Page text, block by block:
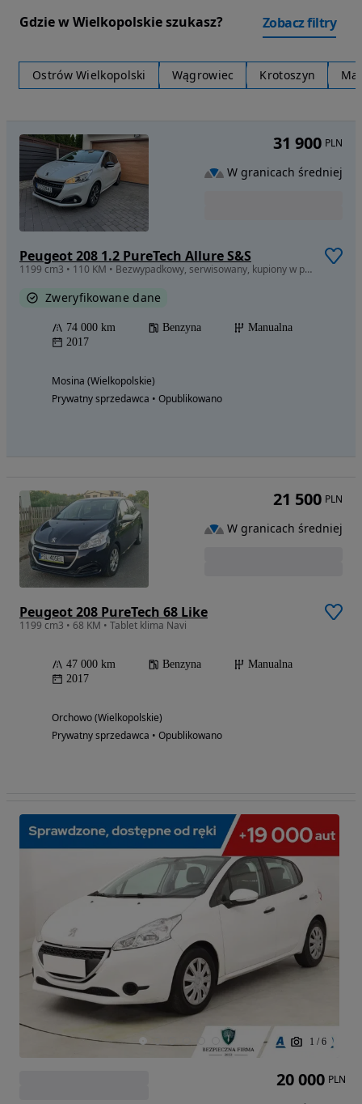
Gdzie w Wielkopolskie szukasz? Zobacz filtry
Ostrów Wielkopolski Wągrowiec Krotoszyn
Peugeot 208 1.2 PureTech Allure S&S
1199 cm3 • 110 KM • Bezwypadkowy, serwisowany, kupiony w polskim salonie w Zielonej Górze
Zweryfikowane dane
74 000 km Benzyna
Manualna
2017
Mosina (Wielkopolskie)
Prywatny sprzedawca • Opublikowano
31 900 PLN
W granicach średniej
Peugeot 208 PureTech 68 Like
1199 cm3 • 68 KM • Tablet klima Navi
47 000 km Benzyna
Manualna
2017
Orchowo (Wielkopolskie)
Prywatny sprzedawca • Opublikowano
21 500 PLN
W granicach średniej
1 / 6
20 000 PLN